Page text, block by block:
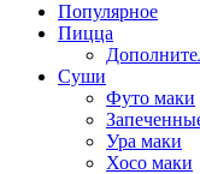
Популярное
Пицца
Суши
Футо маки
Ура маки
Хосо маки